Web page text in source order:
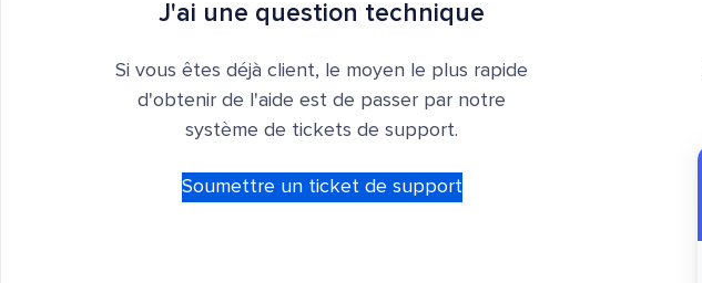
J'ai une question technique
Si vous êtes déjà client, le moyen le plus rapide
d'obtenir de l'aide est de passer par notre
système de tickets de support.
Soumettre un ticket de support